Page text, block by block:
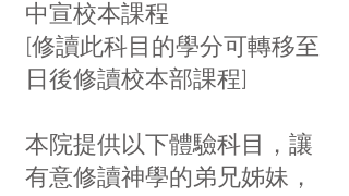
中宣校本課程
[修讀此科目的學分可轉移至
日後修讀校本部課程]
本院提供以下體驗科目，讓
有意修讀神學的弟兄姊妹，